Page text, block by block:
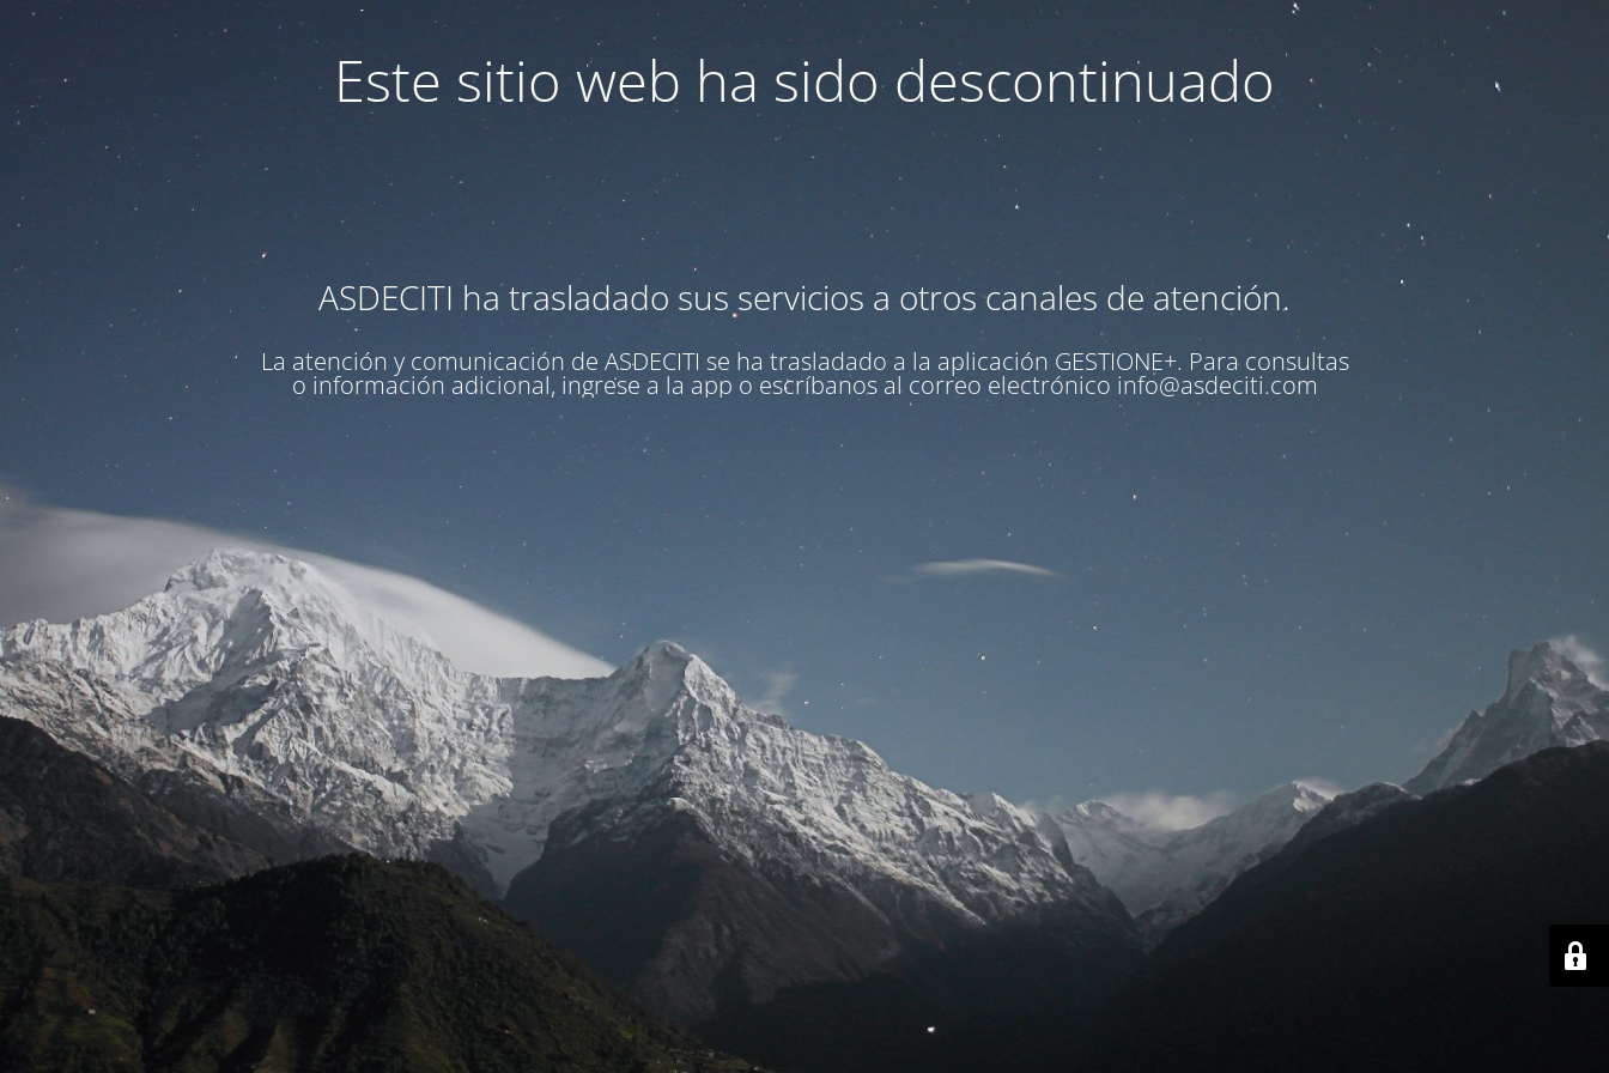
Este sitio web ha sido descontinuado
ASDECITI ha trasladado sus servicios a otros canales de atención.
La atención y comunicación de ASDECITI se ha trasladado a la aplicación GESTIONE+. Para consultas
o información adicional, ingrese a la app o escríbanos al correo electrónico info@asdeciti.com